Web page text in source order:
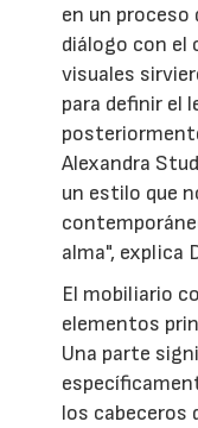
en un proceso
diálogo con el
visuales
para definir el
Alexandra
un estilo que
alma", explica
El mobiliario
elementos
Una parte
los cabeceros